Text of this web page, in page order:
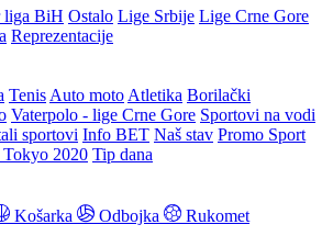
liga BiH Ostalo Lige Srbije Lige Crne Gore
Reprezentacije
Tenis Auto moto Atletika Borilački
Vaterpolo - lige Crne Gore Sportovi na vodi
sportovi Info BET Naš stav Promo Sport
2020 Tip dana
Košarka Odbojka
Rukomet